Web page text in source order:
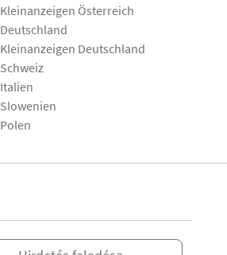
Kleinanzeigen Österreich
Deutschland
Kleinanzeigen Deutschland
Schweiz
Italien
Slowenien
Polen